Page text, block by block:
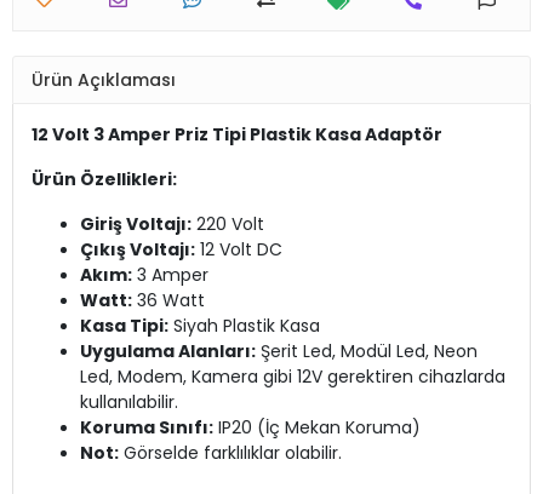
Ürün Açıklaması
12 Volt 3 Amper Priz Tipi Plastik Kasa Adaptör
Ürün Özellikleri:
Giriş Voltajı: 220 Volt
Çıkış Voltajı: 12 Volt DC
Akım: 3 Amper
Watt: 36 Watt
Kasa Tipi: Siyah Plastik Kasa
Uygulama Alanları: Şerit Led, Modül Led, Neon
Led, Modem, Kamera gibi 12V gerektiren cihazlarda
kullanılabilir.
Koruma Sınıfı: IP20 (İç Mekan Koruma)
Not: Görselde farklılıklar olabilir.